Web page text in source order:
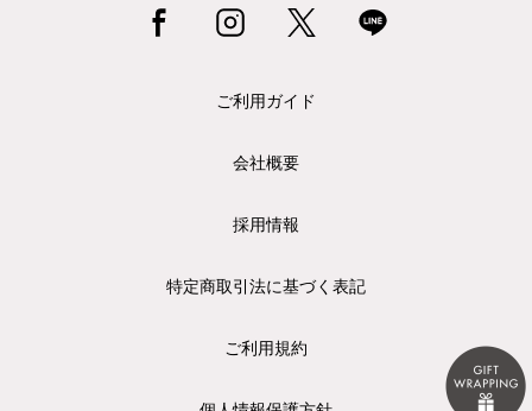
ご利用ガイド
会社概要
採用情報
特定商取引法に基づく表記
ご利用規約